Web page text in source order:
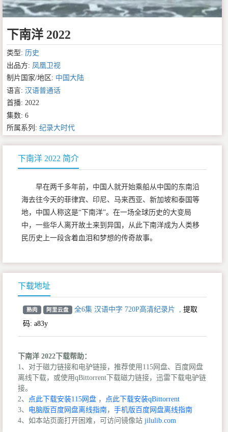
下南洋 2022
类型: 历史
出品方: 凤凰卫视
制片国家/地区: 中国大陆
语言: 汉语普通话
首播: 2022
集数: 6
所属系列: 纪录大时代
下南洋 2022 简介
早在两千多年前，中国人就开始乘船从中国的东南沿
海去往今天的菲律宾、印尼、马来西亚、新加坡和泰国等
地，中国人称这是“下南洋”。在一场全球历史的大变局
中，一些华人离开故土来到异国，从此下南洋成为人类移
民历史上一段含着血泪和梦想的传奇故事。
下载地址
熟肉 阿里云盘 全6集 汉语中字 720P高清纪录片
提取
码: a83y
下南洋 2022下载帮助：
1、对于磁力链接和电驴链接，推荐使用115网盘、百度网盘
离线下载，或使用qBittorrent下载磁力链接，迅雷下载电驴链
接。
2、
点此下载安装115网盘 ，
点此下载安装qBittorrent
3、 电脑版百度网盘离线指南， 手机版百度网盘离线指南
4、如本站页面打开困难，可访问镜像站 jilulib.com